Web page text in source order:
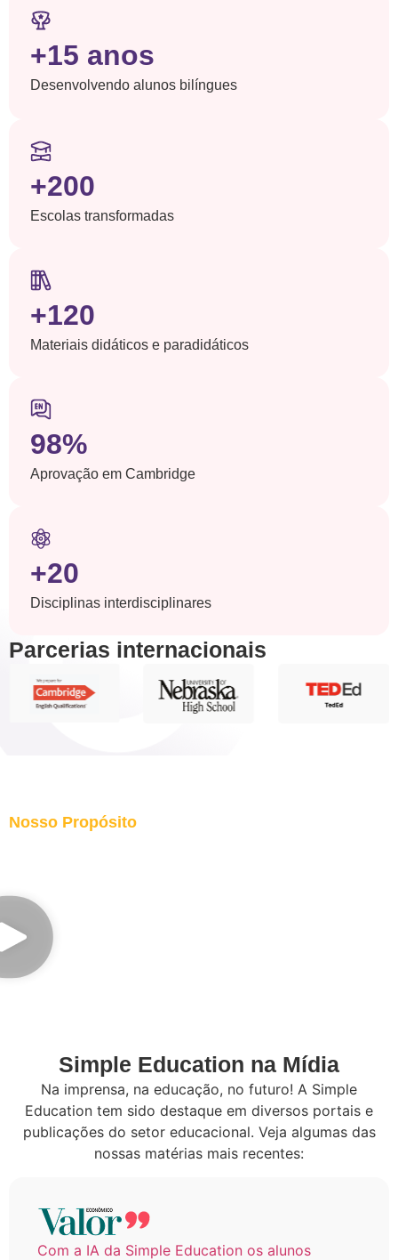
+15 anos
Desenvolvendo alunos bilíngues
+200
Escolas transformadas
+120
Materiais didáticos e paradidáticos
98%
Aprovação em Cambridge
+20
Disciplinas interdisciplinares
Parcerias internacionais
Nosso Propósito
Simple Education na Mídia
Na imprensa, na educação, no futuro! A Simple
Education tem sido destaque em diversos portais e
publicações do setor educacional. Veja algumas das
nossas matérias mais recentes:
Com a IA da Simple Education os alunos